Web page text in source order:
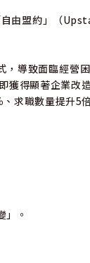
自由盟約」（
，導致面臨經營
獲得顯著企業改
求職數量提升5
」。